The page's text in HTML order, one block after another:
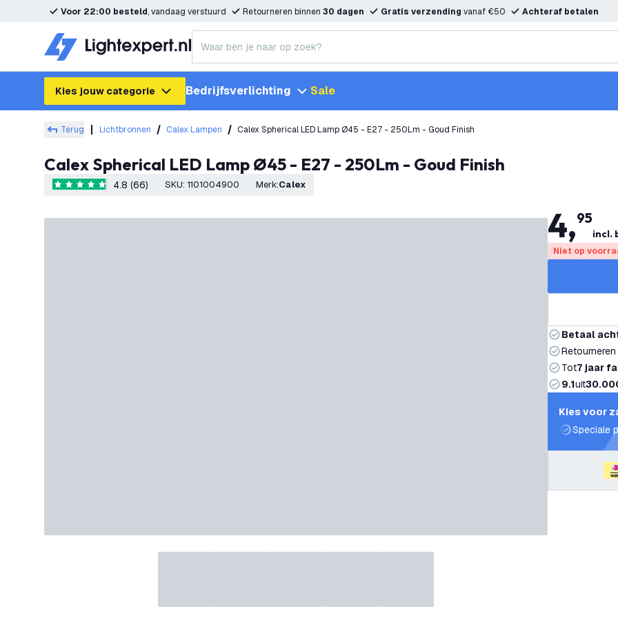
Voor 22:00 besteld, vandaag verstuurd Retourneren binnen 30 dagen Gratis verzending vanaf €50 Achteraf betalen
Kies jouw categorie Bedrijfsverlichting Sale
Terug Lichtbronnen Calex Lampen Calex Spherical LED Lamp Ø45 - E27 - 250Lm - Goud Finish
Calex Spherical LED Lamp Ø45 - E27 - 250Lm - Goud Finish
4.8 score sterren4.8 (66) SKU: 1101004900 Merk: Calex
4,95
incl.
Niet op
Betaal
Tot7 jaar
9.1uit
Kies voor
Speciale